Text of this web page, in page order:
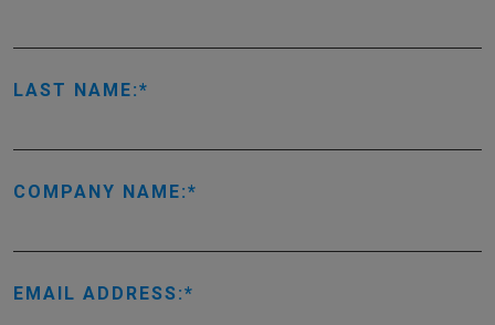
LAST NAME:
COMPANY NAME:
EMAIL ADDRESS: